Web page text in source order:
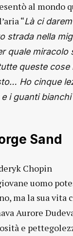
al mondo
“Là ci
strada nella
quale
queste
Ho cinque
i guanti
Sand
Chopin
uomo
ma la sua
Aurore
e